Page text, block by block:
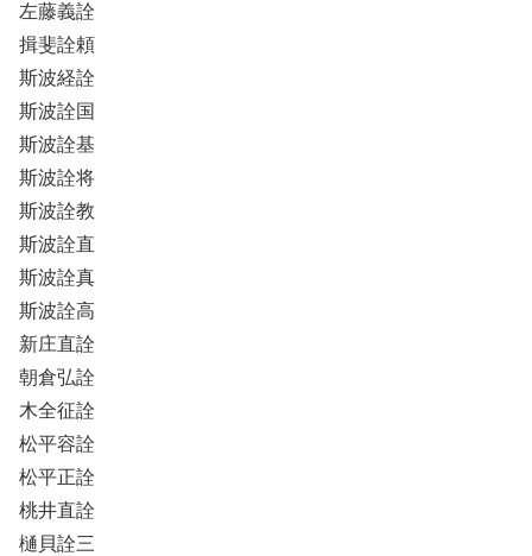
左藤義詮
揖斐詮頼
斯波経詮
斯波詮国
斯波詮基
斯波詮将
斯波詮教
斯波詮直
斯波詮真
斯波詮高
新庄直詮
朝倉弘詮
木全征詮
松平容詮
松平正詮
桃井直詮
樋貝詮三